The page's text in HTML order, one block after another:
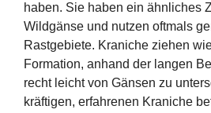
haben. Sie haben ein ähnliches
Wildgänse und nutzen oftmals
Rastgebiete. Kraniche ziehen
Formation, anhand der langen
recht leicht von Gänsen zu
kräftigen, erfahrenen Kraniche